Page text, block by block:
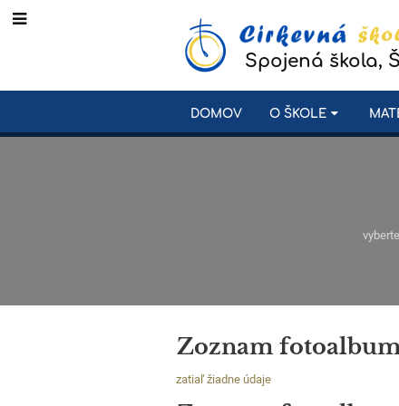
Spojená škola,
DOMOV O ŠKOLE
Zoznam
zatiaľ žiadne údaje